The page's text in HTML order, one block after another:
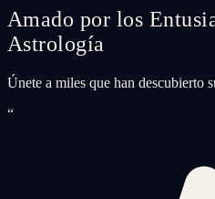
Amado por los
Astrología
Únete a miles que han descubierto
“